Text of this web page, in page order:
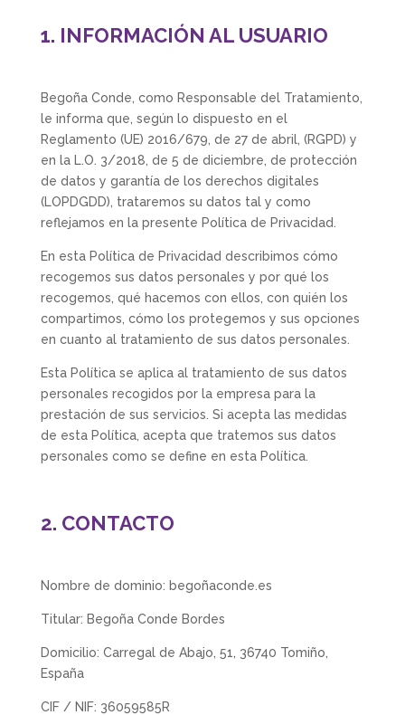
1. INFORMACIÓN AL USUARIO
Begoña Conde, como Responsable del Tratamiento,
le informa que, según lo dispuesto en el
Reglamento (UE) 2016/679, de 27 de abril, (RGPD) y
en la L.O. 3/2018, de 5 de diciembre, de protección
de datos y garantía de los derechos digitales
(LOPDGDD), trataremos su datos tal y como
reflejamos en la presente Política de Privacidad.
En esta Política de Privacidad describimos cómo
recogemos sus datos personales y por qué los
recogemos, qué hacemos con ellos, con quién los
compartimos, cómo los protegemos y sus opciones
en cuanto al tratamiento de sus datos personales.
Esta Política se aplica al tratamiento de sus datos
personales recogidos por la empresa para la
prestación de sus servicios. Si acepta las medidas
de esta Política, acepta que tratemos sus datos
personales como se define en esta Política.
2. CONTACTO
Nombre de dominio: begoñaconde.es
Titular: Begoña Conde Bordes
Domicilio: Carregal de Abajo, 51, 36740 Tomiño,
España
CIF / NIF: 36059585R